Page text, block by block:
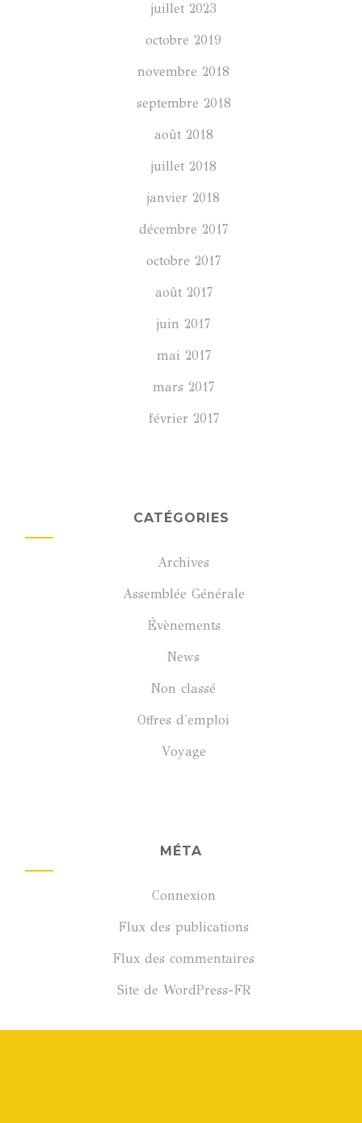
juillet 2023
octobre 2019
novembre 2018
septembre 2018
août 2018
juillet 2018
janvier 2018
décembre 2017
octobre 2017
août 2017
juin 2017
mai 2017
mars 2017
février 2017
CATÉGORIES
Archives
Assemblée Générale
Évènements
News
Non classé
Offres d'emploi
Voyage
MÉTA
Connexion
Flux des publications
Flux des commentaires
Site de WordPress-FR